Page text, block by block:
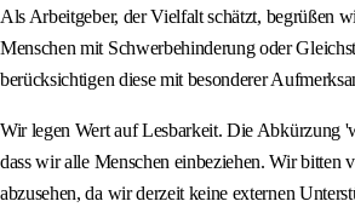
Als Arbeitgeber, der Vielfalt schätzt, begrüßen
Menschen mit Schwerbehinderung oder
berücksichtigen diese mit besonderer
Wir legen Wert auf Lesbarkeit. Die Abkürzung
dass wir alle Menschen einbeziehen. Wir bitten
abzusehen, da wir derzeit keine externen